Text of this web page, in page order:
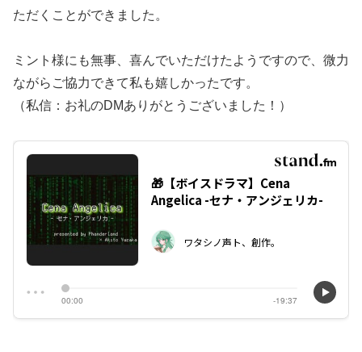
ただくことができました。
ミント様にも無事、喜んでいただけたようですので、微力
ながらご協力できて私も嬉しかったです。
（私信：お礼のDMありがとうございました！）